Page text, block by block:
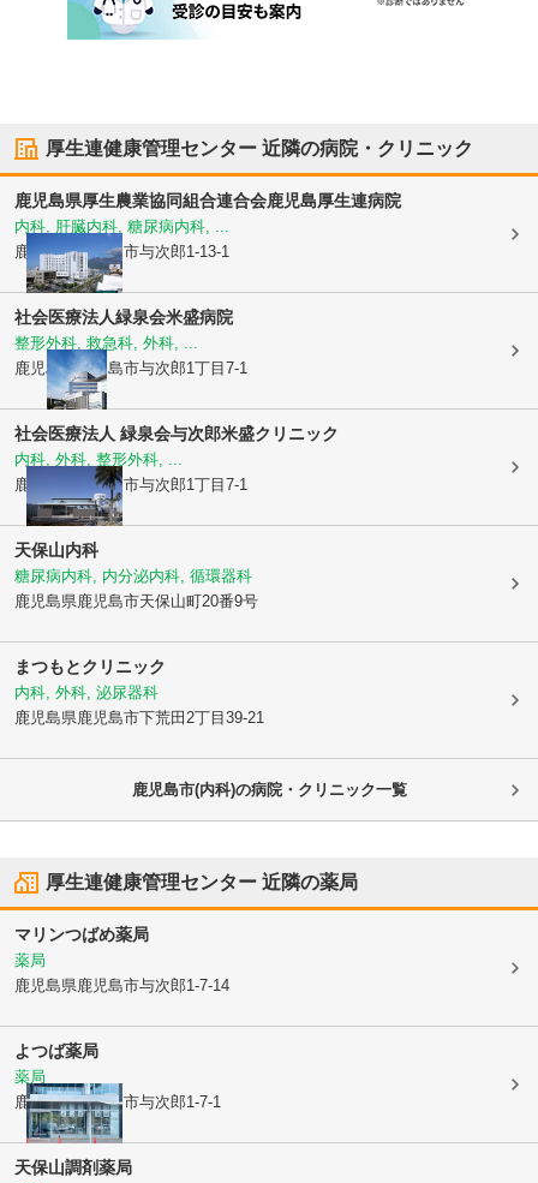
厚生連健康管理センター 近隣の病院・クリニック
鹿児島県厚生農業協同組合連合会鹿児島厚生連病院
内科, 肝臓内科, 糖尿病内科, ...
鹿児島県鹿児島市与次郎1-13-1
社会医療法人緑泉会米盛病院
整形外科, 救急科, 外科, ...
鹿児島県鹿児島市与次郎1丁目7-1
社会医療法人 緑泉会与次郎米盛クリニック
内科, 外科, 整形外科, ...
鹿児島県鹿児島市与次郎1丁目7-1
天保山内科
糖尿病内科, 内分泌内科, 循環器科
鹿児島県鹿児島市天保山町20番9号
まつもとクリニック
内科, 外科, 泌尿器科
鹿児島県鹿児島市下荒田2丁目39-21
鹿児島市(内科)の病院・クリニック一覧
厚生連健康管理センター 近隣の薬局
マリンつばめ薬局
薬局
鹿児島県鹿児島市与次郎1-7-14
よつば薬局
薬局
鹿児島県鹿児島市与次郎1-7-1
天保山調剤薬局